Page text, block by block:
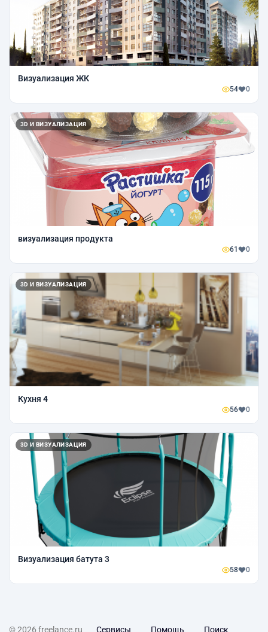
Визуализация ЖК
54 0
3D И ВИЗУАЛИЗАЦИЯ
визуализация продукта
61 0
3D И ВИЗУАЛИЗАЦИЯ
Кухня 4
56 0
3D И ВИЗУАЛИЗАЦИЯ
Визуализация батута 3
58 0
© 2026 freelance.ru Сервисы Помощь Поиск